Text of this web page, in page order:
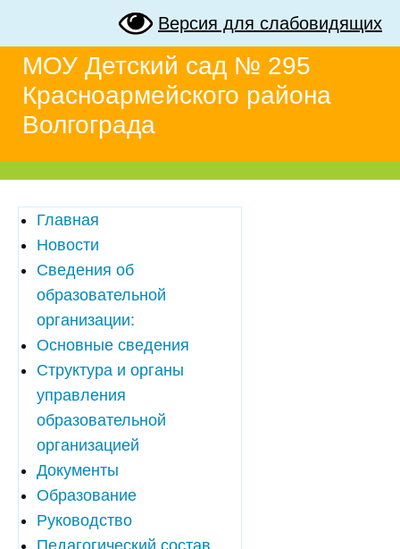
Версия для слабовидящих
МОУ Детский сад № 295
Красноармейского района
Волгограда
Главная
Новости
Сведения об
образовательной
организации:
Основные сведения
Структура и органы
управления
образовательной
организацией
Документы
Образование
Руководство
Педагогический состав